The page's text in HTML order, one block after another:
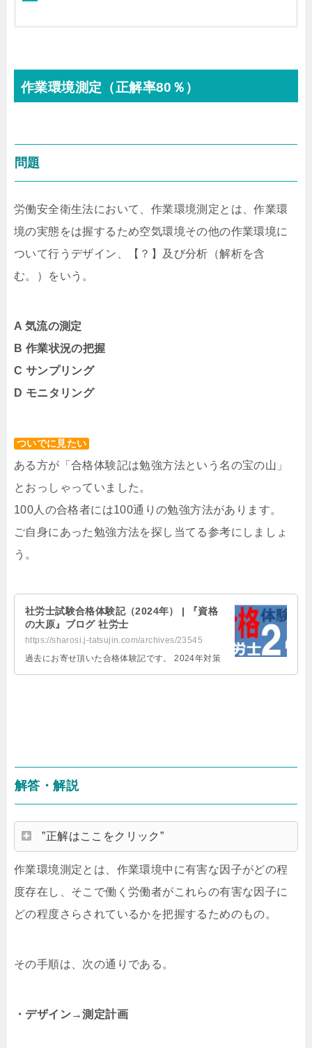
作業環境測定（正解率80％）
問題
労働安全衛生法において、作業環境測定とは、作業環
境の実態をは握するため空気環境その他の作業環境に
ついて行うデザイン、【？】及び分析（解析を含
む。）をいう。
A 気流の測定
B 作業状況の把握
C サンプリング
D モニタリング
ついでに見たい
ある方が「合格体験記は勉強方法という名の宝の山」
とおっしゃっていました。
100人の合格者には100通りの勉強方法があります。
ご自身にあった勉強方法を探し当てる参考にしましょ
う。
社労士試験合格体験記（2024年） | 『資格
の大原』ブログ 社労士
https://sharosi.j-tatsujin.com/archives/23545
過去にお寄せ頂いた合格体験記です。 2024年対策
解答・解説
”正解はここをクリック”
作業環境測定とは、作業環境中に有害な因子がどの程
度存在し、そこで働く労働者がこれらの有害な因子に
どの程度さらされているかを把握するためのもの。
その手順は、次の通りである。
・デザイン→測定計画